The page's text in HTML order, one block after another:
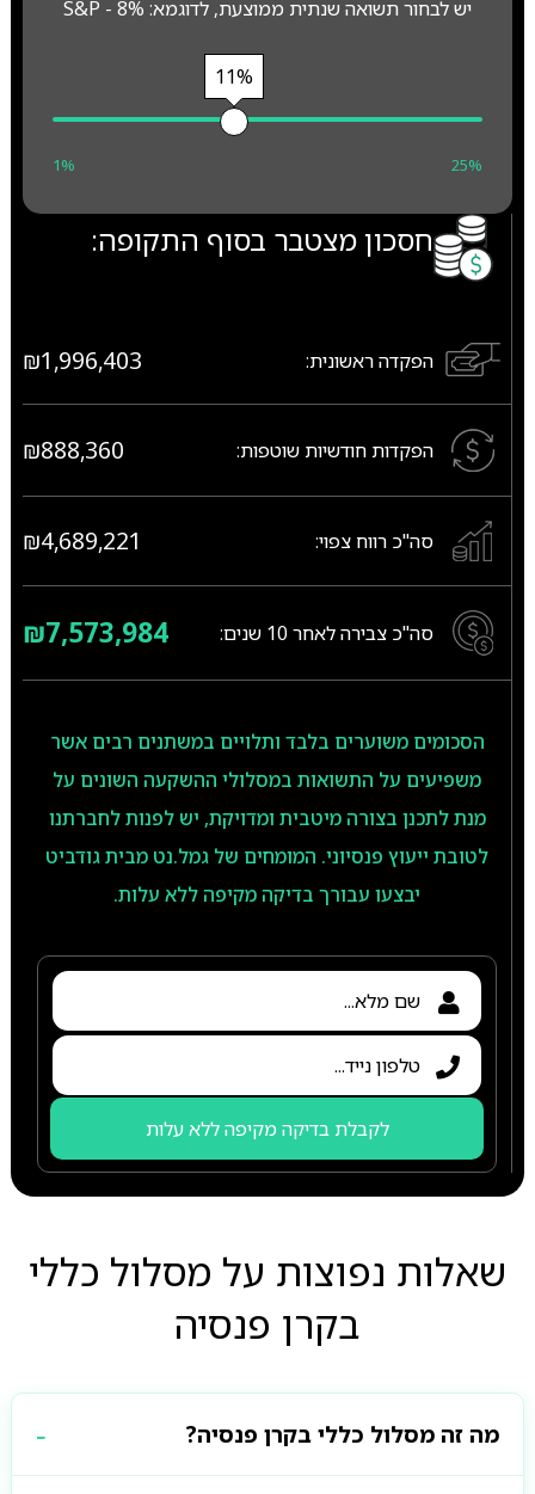
יש לבחור תשואה שנתית ממוצעת, לדוגמא: S&P - 8%
11%
1% 25%
חסכון מצטבר בסוף התקופה:
הפקדה ראשונית: ₪1,996,403
הפקדות חודשיות שוטפות: ₪888,360
סה"כ רווח צפוי: ₪4,689,221
סה"כ צבירה לאחר 10 שנים: ₪7,573,984
הסכומים משוערים בלבד ותלויים במשתנים רבים אשר
משפיעים על התשואות במסלולי ההשקעה השונים על
מנת לתכנן בצורה מיטבית ומדויקת, יש לפנות לחברתנו
לטובת ייעוץ פנסיוני. המומחים של גמל.נט מבית גודביט
יבצעו עבורך בדיקה מקיפה ללא עלות.
לקבלת בדיקה מקיפה ללא עלות
שאלות נפוצות על מסלול כללי
בקרן פנסיה
מה זה מסלול כללי בקרן פנסיה?